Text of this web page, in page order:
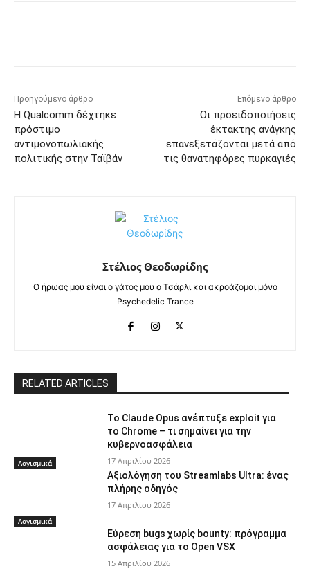
Προηγούμενο άρθρο
Η Qualcomm δέχτηκε
πρόστιμο
αντιμονοπωλιακής
πολιτικής στην Ταϊβάν
Επόμενο άρθρο
Οι προειδοποιήσεις
έκτακτης ανάγκης
επανεξετάζονται μετά από
τις θανατηφόρες πυρκαγιές
Στέλιος Θεοδωρίδης
Ο ήρωας μου είναι ο γάτος μου ο Τσάρλι και ακροάζομαι μόνο
Psychedelic Trance
RELATED ARTICLES
Λογισμικά
Το Claude Opus ανέπτυξε exploit για
το Chrome – τι σημαίνει για την
κυβερνοασφάλεια
17 Απριλίου 2026
Λογισμικά
Αξιολόγηση του Streamlabs Ultra: ένας
πλήρης οδηγός
17 Απριλίου 2026
Εύρεση bugs χωρίς bounty: πρόγραμμα
ασφάλειας για το Open VSX
15 Απριλίου 2026